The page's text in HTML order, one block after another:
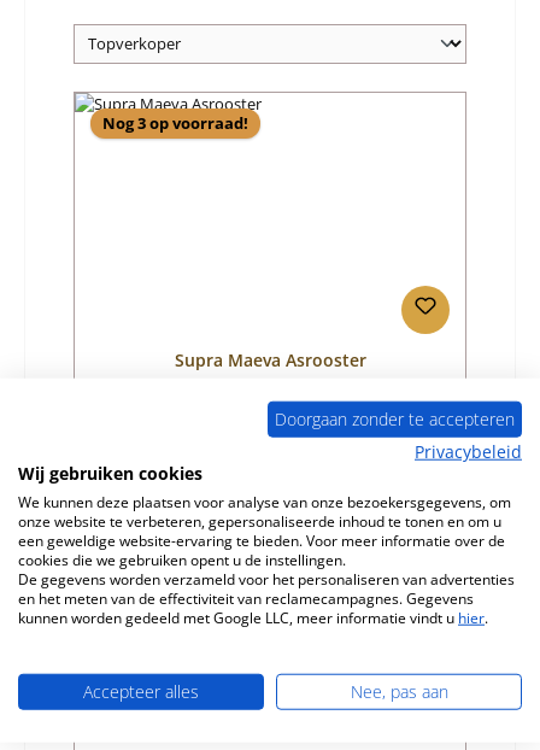
Nog 3 op voorraad!
Supra Maeva Asrooster
Productnummer:01058470
Normale prijs:
€ 82,05
Beschikbaar, levertijd: 4-6 dagen
Details
Doorgaan zonder te accepteren
Privacybeleid
Wij gebruiken cookies
We kunnen deze plaatsen voor analyse van onze bezoekersgegevens, om
onze website te verbeteren, gepersonaliseerde inhoud te tonen en om u
een geweldige website-ervaring te bieden. Voor meer informatie over de
cookies die we gebruiken opent u de instellingen.
De gegevens worden verzameld voor het personaliseren van advertenties
en het meten van de effectiviteit van reclamecampagnes. Gegevens
kunnen worden gedeeld met Google LLC, meer informatie vindt u hier.
Accepteer alles Nee, pas aan